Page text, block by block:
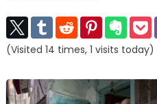
(Visited 14 times, 1 visits today)